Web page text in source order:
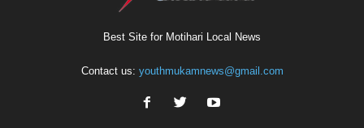
Best Site for Motihari Local News
Contact us: youthmukamnews@gmail.com